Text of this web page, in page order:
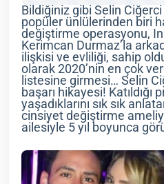
Bildiğiniz gibi Selin
popüler ünlülerinden biri
değiştirme operasyonu,
Kerimcan Durmaz’la
ilişkisi ve evliliği, sahip
olarak 2020’nin en çok
listesine girmesi… Selin
başarı hikayesi!
yaşadıklarını sık sık
cinsiyet değiştirme
ailesiyle 5 yıl boyunca